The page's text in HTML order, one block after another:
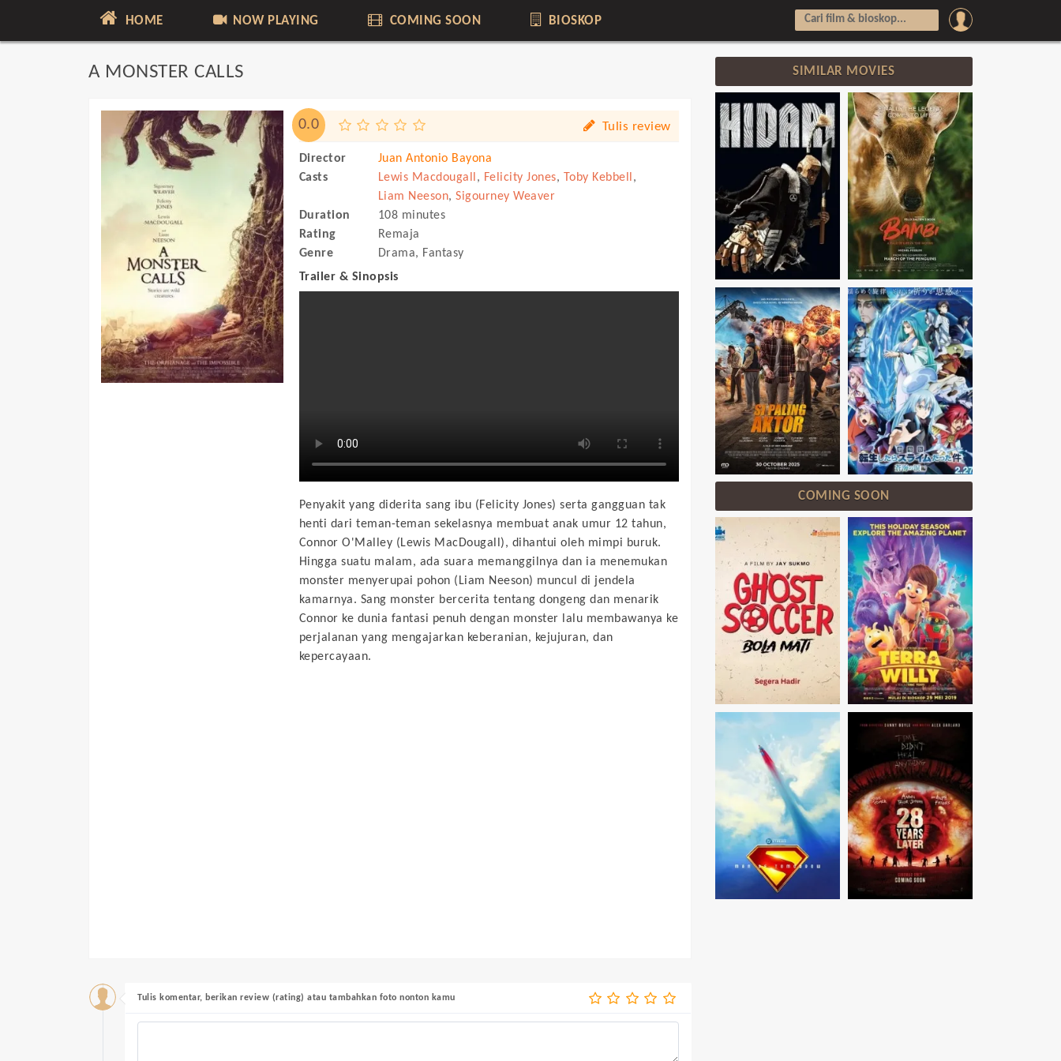
HOME NOW PLAYING COMING SOON BIOSKOP
A MONSTER CALLS
0.0 Tulis review
Director
Juan Antonio Bayona
Casts
Lewis Macdougall , Felicity Jones, Toby Kebbell ,
Liam Neeson, Sigourney Weaver
Duration
108 minutes
Rating
Remaja
Genre
Drama, Fantasy
Trailer & Sinopsis
Penyakit yang diderita sang ibu (Felicity Jones) serta gangguan tak
henti dari teman-teman sekelasnya membuat anak umur 12 tahun,
Connor O'Malley (Lewis MacDougall), dihantui oleh mimpi buruk.
Hingga suatu malam, ada suara memanggilnya dan ia menemukan
monster menyerupai pohon (Liam Neeson) muncul di jendela
kamarnya. Sang monster bercerita tentang dongeng dan menarik
Connor ke dunia fantasi penuh dengan monster lalu membawanya ke
perjalanan yang mengajarkan keberanian, kejujuran, dan
kepercayaan.
Tulis komentar, berikan review (rating) atau tambahkan foto nonton kamu
SIMILAR MOVIES
COMING SOON